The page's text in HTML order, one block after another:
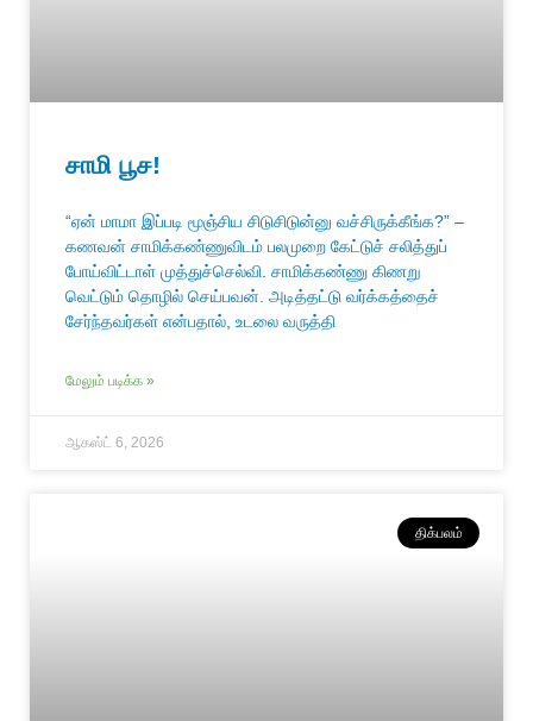
சாமி பூச!
“ஏன் மாமா இப்படி மூஞ்சிய சிடுசிடுன்னு வச்சிருக்கீங்க?” –
கணவன் சாமிக்கண்ணுவிடம் பலமுறை கேட்டுச் சலித்துப்
போய்விட்டாள் முத்துச்செல்வி. சாமிக்கண்ணு கிணறு
வெட்டும் தொழில் செய்பவன். அடித்தட்டு வர்க்கத்தைச்
சேர்ந்தவர்கள் என்பதால், உடலை வருத்தி
மேலும் படிக்க »
ஆகஸ்ட் 6, 2026
திக்பலம்